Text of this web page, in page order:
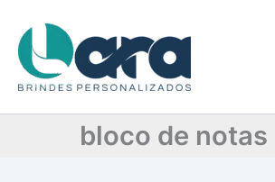
para
conteúdo
bloco de
t
e
r